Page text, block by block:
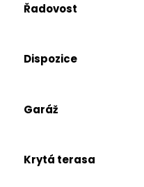
Řadovost
Dispozice
Garáž
Krytá terasa